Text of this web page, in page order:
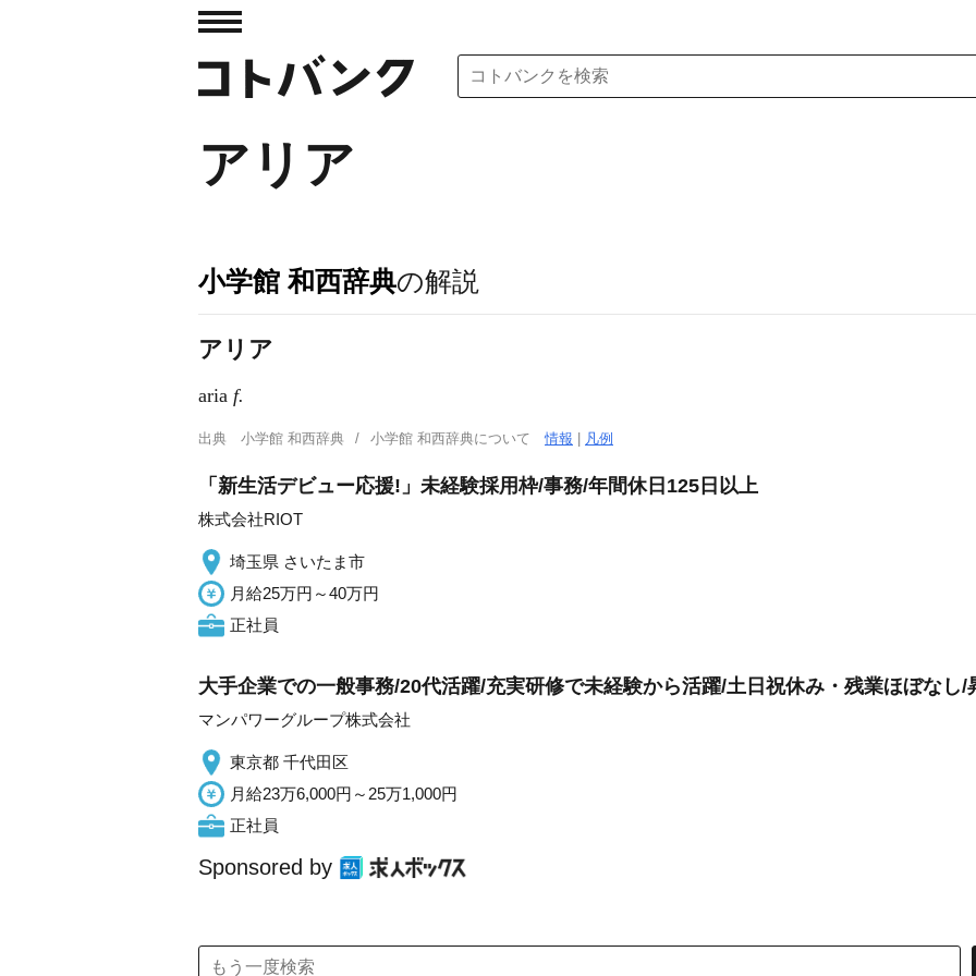
アリア
小学館 和西辞典の解説
アリア
aria f.
出典 小学館 和西辞典 小学館 和西辞典について情報 凡例
「新生活デビュー応援!」未経験採用枠/事務/年間休日125日以上
株式会社RIOT
埼玉県 さいたま市
月給25万円～40万円
正社員
大手企業での一般事務/20代活躍/充実研修で未経験から活躍/土日祝休み・残業ほぼなし/
マンパワーグループ株式会社
東京都 千代田区
月給23万6,000円～25万1,000円
正社員
Sponsored by